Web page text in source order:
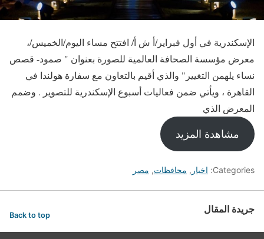
الإسكندرية في أول فبراير/أ ش أ/ افتتح مساء اليوم/الخميس/،
معرض مؤسسة الصحافة العالمية للصورة بعنوان " صمود- قصص
نساء يلهمن التغيير" والذي أقيم بالتعاون مع سفارة هولندا في
القاهرة ، ويأتي ضمن فعاليات أسبوع الإسكندرية للتصوير . وضمم
المعرض الذي
مشاهدة المزيد
Categories: اخبار , محافظات, مصر
جريدة المقال Back to top